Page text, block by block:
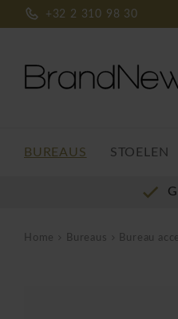
+32 2 310 98 30
BUREAUS STOELEN
Home Bureaus Bureau